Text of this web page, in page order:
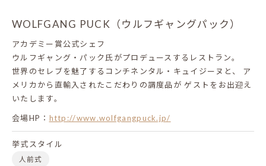
WOLFGANG PUCK（ウルフギャングパック）
アカデミー賞公式シェフ
ウルフギャング・パック氏がプロデュースするレストラン。
世界のセレブを魅了するコンチネンタル・キュイジーヌと、
ア
メリカから直輸入されたこだわりの調度品が ゲストをお出迎え
いたします。
会場HP： http://www.wolfgangpuck.jp/
挙式スタイル
人前式